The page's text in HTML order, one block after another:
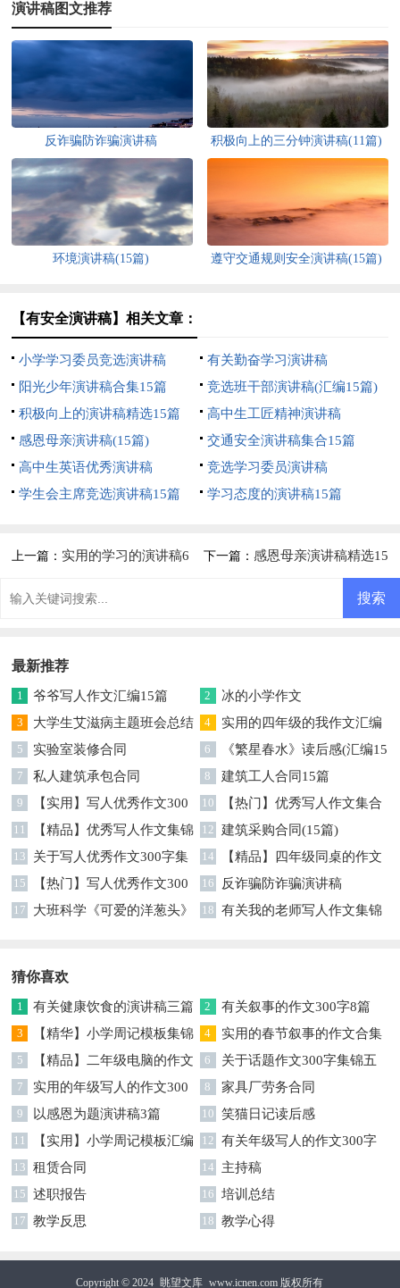
演讲稿图文推荐
反诈骗防诈骗演讲稿 积极向上的三分钟演讲稿(11篇)
环境演讲稿(15篇) 遵守交通规则安全演讲稿(15篇)
【有安全演讲稿】相关文章：
小学学习委员竞选演讲稿
有关勤奋学习演讲稿
阳光少年演讲稿合集15篇
竞选班干部演讲稿(汇编15篇)
积极向上的演讲稿精选15篇
高中生工匠精神演讲稿
感恩母亲演讲稿(15篇)
交通安全演讲稿集合15篇
高中生英语优秀演讲稿
竞选学习委员演讲稿
学生会主席竞选演讲稿15篇
学习态度的演讲稿15篇
上一篇： 实用的学习的演讲稿6 下一篇： 感恩母亲演讲稿精选15
最新推荐
1 爷爷写人作文汇编15篇 2 冰的小学作文
3
大学生艾滋病主题班会总结
（精选17篇）
4
实用的四年级的我作文汇编
五篇
5 实验室装修合同 6
《繁星春水》读后感(汇编15
篇)
7 私人建筑承包合同 8 建筑工人合同15篇
9
【实用】写人优秀作文300
字集合5篇
10
【热门】优秀写人作文集合
6篇
11
【精品】优秀写人作文集锦
八篇
12 建筑采购合同(15篇)
13
关于写人优秀作文300字集
合10篇
14
【精品】四年级同桌的作文
10篇
15
【热门】写人优秀作文300
字汇总八篇
16 反诈骗防诈骗演讲稿
17
大班科学《可爱的洋葱头》
18 有关我的老师写人作文集锦
猜你喜欢
1 有关健康饮食的演讲稿三篇 2 有关叙事的作文300字8篇
3
【精华】小学周记模板集锦
六篇
4
实用的春节叙事的作文合集
4篇
5
【精品】二年级电脑的作文
3篇
6
关于话题作文300字集锦五
篇
7
实用的年级写人的作文300
字集锦6篇
8 家具厂劳务合同
9 以感恩为题演讲稿3篇 10 笑猫日记读后感
11
【实用】小学周记模板汇编
10篇
12 有关年级写人的作文300字
集合10篇
13 租赁合同 14 主持稿
15 述职报告 16 培训总结
17 教学反思 18 教学心得
Copyright © 2024 眺望文库 www.icnen.com 版权所有